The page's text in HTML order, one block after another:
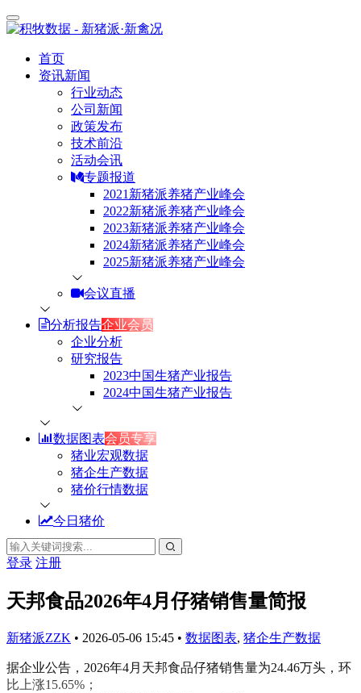
首页
资讯新闻
行业动态
公司新闻
政策发布
技术前沿
活动会讯
专题报道
2021新猪派养猪产业峰会
2022新猪派养猪产业峰会
2023新猪派养猪产业峰会
2024新猪派养猪产业峰会
2025新猪派养猪产业峰会
会议直播
分析报告企业会员
企业分析
研究报告
2023中国生猪产业报告
2024中国生猪产业报告
数据图表会员专享
猪业宏观数据
猪企生产数据
猪价行情数据
今日猪价
登录 注册
天邦食品2026年4月仔猪销售量简报
新猪派ZZK • 2026-05-06 15:45 • 数据图表, 猪企生产数据
据企业公告，2026年4月天邦食品仔猪销售量为24.46万头，环
比上涨15.65%；